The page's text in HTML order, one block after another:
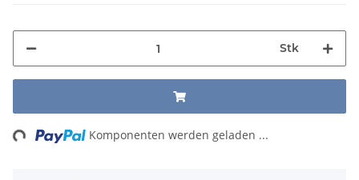
Stk
Komponenten werden geladen ...